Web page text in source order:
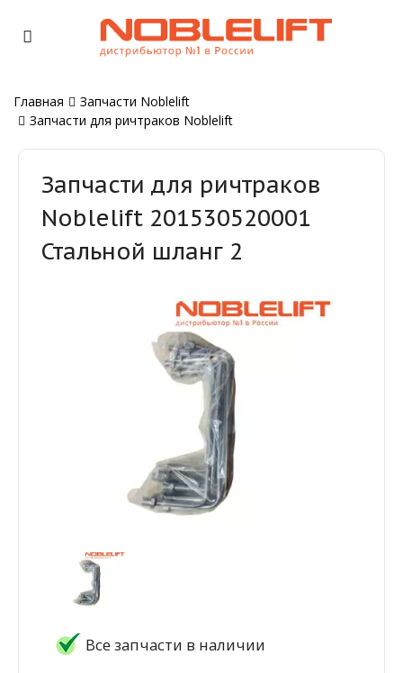
Главная
Запчасти Noblelift
Запчасти для ричтраков Noblelift
Запчасти для ричтраков
Noblelift 201530520001
Стальной шланг 2
Все запчасти в наличии